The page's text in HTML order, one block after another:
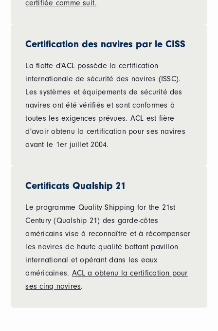
certifiée comme suit.
Certification des navires par le CISS
La flotte d'ACL possède la certification
internationale de sécurité des navires (ISSC).
Les systèmes et équipements de sécurité des
navires ont été vérifiés et sont conformes à
toutes les exigences prévues. ACL est fière
d'avoir obtenu la certification pour ses navires
avant le 1er juillet 2004.
Certificats Qualship 21
Le programme Quality Shipping for the 21st
Century (Qualship 21) des garde-côtes
américains vise à reconnaître et à récompenser
les navires de haute qualité battant pavillon
international et opérant dans les eaux
américaines. ACL a obtenu la certification pour
ses cinq navires.